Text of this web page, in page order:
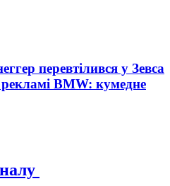
перевтілився у Зевса
BMW: кумедне